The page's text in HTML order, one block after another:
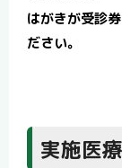
はがきが受診
ださい。
実施医